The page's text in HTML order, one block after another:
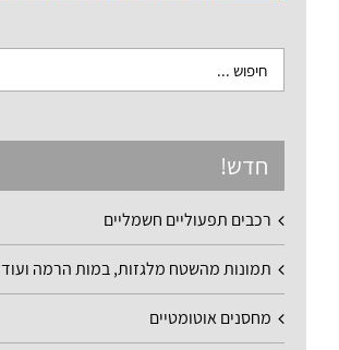
חדש!
רכבים תפעוליים חשמליים
תמונות מהשטח מלגזות, במות הרמה ועוד
מחסנים אוטומטיים